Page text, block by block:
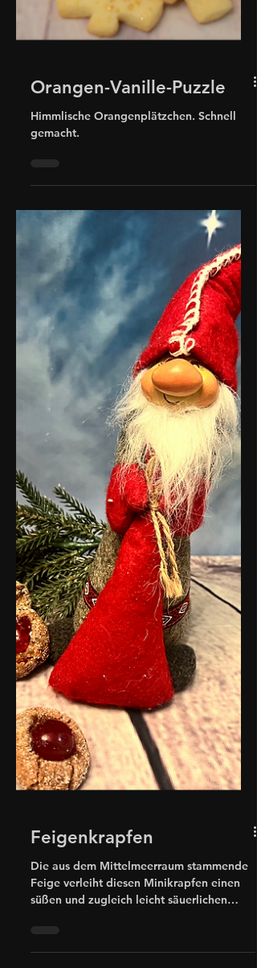
Orangen-Vanille-Puzzle
Himmlische Orangenplätzchen. Schnell
gemacht.